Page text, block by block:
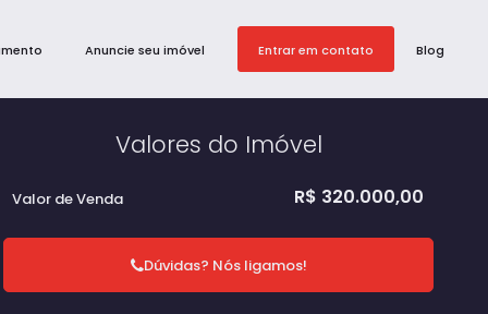
Blog
Entrar em contato
Anuncie seu imóvel
Valores do Imóvel
R$ 320.000,00
Valor de Venda
Dúvidas? Nós ligamos!